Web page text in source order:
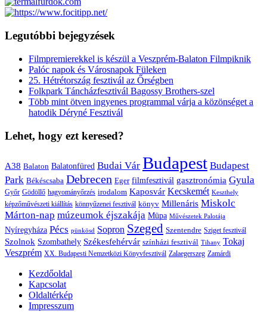
Legutóbbi bejegyzések
Filmpremierekkel is készül a Veszprém-Balaton Filmpiknik
Palóc napok és Városnapok Füleken
25. Hétrétország fesztivál az Őrségben
Folkpark Táncházfesztivál Bagossy Brothers-szel
Több mint ötven ingyenes programmal várja a közönséget a
hatodik Déryné Fesztivál
Lehet, hogy ezt keresed?
A38 Balaton Balatonfüred Budai Vár Budapest Budapest
Park Békéscsaba Debrecen Eger filmfesztivál gasztronómia Gyula
Győr Gödöllő hagyományőrzés irodalom Kaposvár Kecskemét Keszthely
képzőművészeti kiállítás könnyűzenei fesztivál könyv Millenáris Miskolc
Márton-nap múzeumok éjszakája Müpa Művészetek Palotája
Nyíregyháza Pécs pünkösd Sopron Szeged Szentendre Sziget fesztivál
Szolnok Szombathely Székesfehérvár színházi fesztivál Tihany Tokaj
Veszprém XX. Budapesti Nemzetközi Könyvfesztivál Zalaegerszeg Zamárdi
Kezdőoldal
Kapcsolat
Oldaltérkép
Impresszum